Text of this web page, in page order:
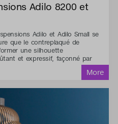
Adilo 8200 et
Adilo et Adilo Small se
que le contreplaqué de
une silhouette
et expressif, façonné par